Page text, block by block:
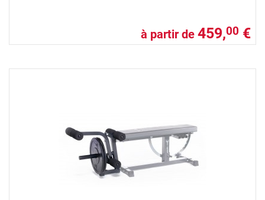
à partir de 459,00 €